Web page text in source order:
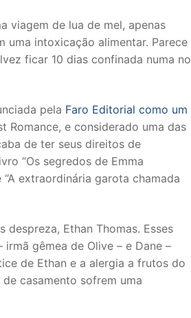
viagem de lua de mel, apenas
uma intoxicação alimentar. Parece
ficar 10 dias confinada numa no
pela Faro Editorial como um
Romance, e considerado uma das
de ter seus direitos de
“Os segredos de Emma
extraordinária garota chamada
Ethan Thomas. Esses
gêmea de Olive – e Dane –
de Ethan e a alergia a frutos do
casamento sofrem uma